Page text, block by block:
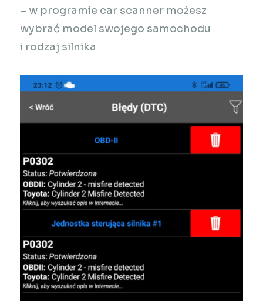
– w programie car scanner możesz
wybrać model swojego samochodu
i rodzaj silnika